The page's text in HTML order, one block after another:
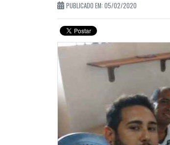
PUBLICADO EM: 05/02/2020